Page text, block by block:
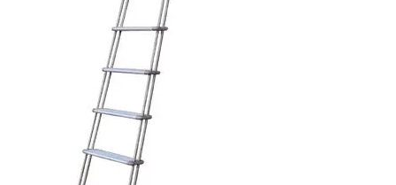
Scale in alluminio
Parapetti Ringhiere Balaustre in acciaio e alluminio